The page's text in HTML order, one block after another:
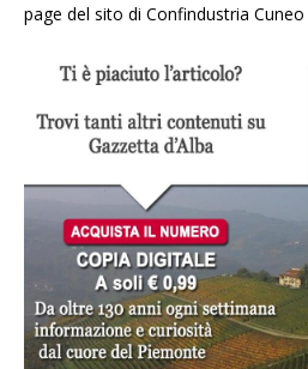
page del sito di Confindustria Cuneo